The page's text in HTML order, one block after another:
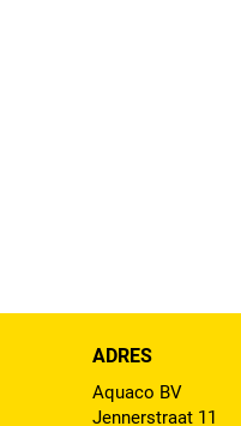
ADRES
Aquaco BV
Jennerstraat 11